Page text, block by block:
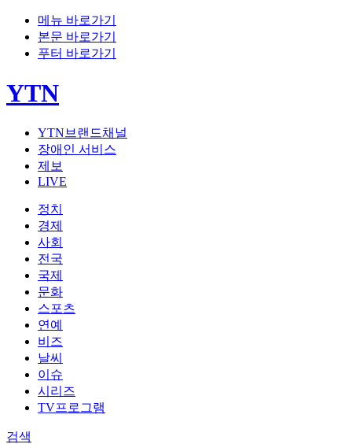
메뉴 바로가기
본문 바로가기
푸터 바로가기
YTN
YTN브랜드채널
장애인 서비스
제보
LIVE
정치
경제
사회
전국
국제
문화
스포츠
연예
비즈
날씨
이슈
시리즈
TV프로그램
검색